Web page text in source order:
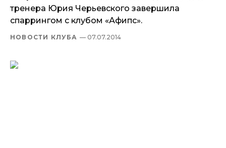
тренера Юрия Черьевского завершила
спаррингом с клубом «Афипс».
НОВОСТИ КЛУБА — 07.07.2014